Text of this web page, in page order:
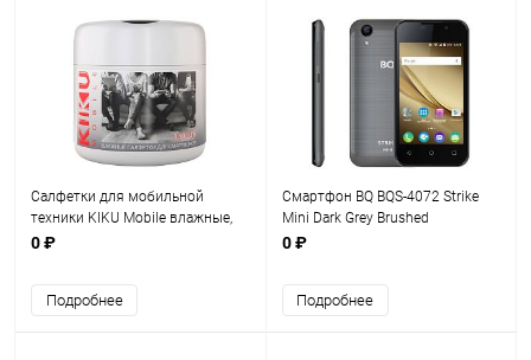
Салфетки для мобильной
техники KIKU Mobile влажные,
130шт. (арт. 001)
0 ₽
Подробнее
Смартфон BQ BQS-4072 Strike
Mini Dark Grey Brushed
0 ₽
Подробнее